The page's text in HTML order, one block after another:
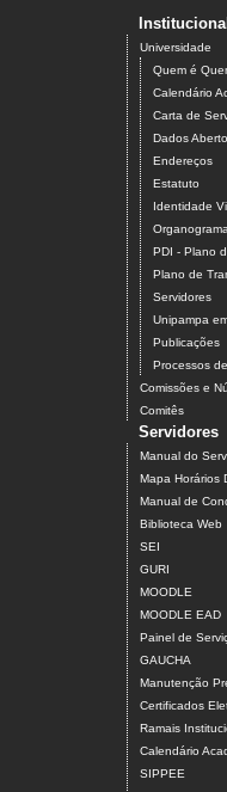
Institucional
Universidade
Quem é
Calendário
Carta de
Dados
Endereços
Estatuto
Identidade
PDI - Plano
Plano de
Servidores
Unipampa
Publicações
Processos
Comissões e
Comitês
Servidores
Manual do
Mapa Horários
Manual de
Biblioteca Web
SEI
GURI
MOODLE
MOODLE EAD
Painel de
GAUCHA
Manutenção
Certificados
Ramais
Calendário
SIPPEE